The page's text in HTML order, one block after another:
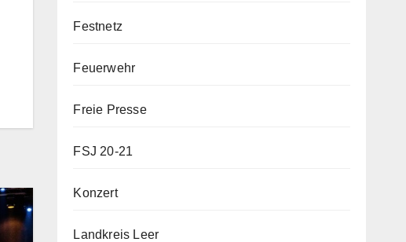
Festnetz
Feuerwehr
Freie Presse
FSJ 20-21
Konzert
Landkreis Leer